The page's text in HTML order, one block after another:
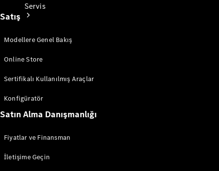
Servis
Tüm
Hizmetler
Araç Servisi
Benz
Online
Satış
Modellere Genel Bakış
Online Store
Sertifikalı Kullanılmış Araçlar
Konfigüratör
Satın Alma Danışmanlığı
Fiyatlar ve Finansman
İletişime Geçin